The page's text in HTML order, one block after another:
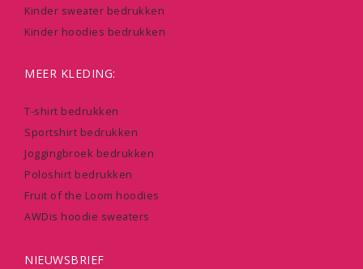
Kinder sweater bedrukken
Kinder hoodies bedrukken
MEER KLEDING:
T-shirt bedrukken
Sportshirt bedrukken
Joggingbroek bedrukken
Poloshirt bedrukken
Fruit of the Loom hoodies
AWDis hoodie sweaters
NIEUWSBRIEF